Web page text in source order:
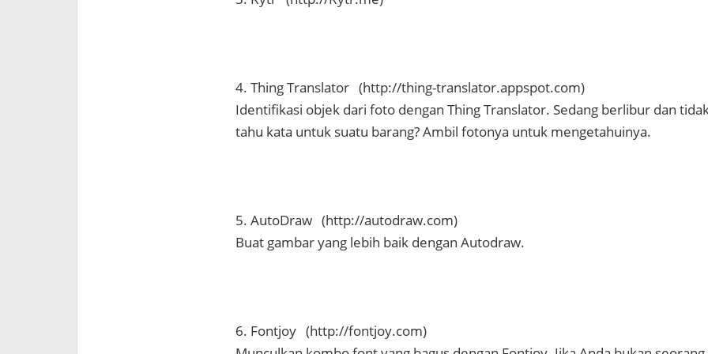
4. Thing Translator (http://thing-translator.appspot.com)
Identifikasi objek dari foto dengan Thing Translator. Sedang berlibur dan
tahu kata untuk suatu barang? Ambil fotonya untuk mengetahuinya.
5. AutoDraw (http://autodraw.com)
Buat gambar yang lebih baik dengan Autodraw.
6. Fontjoy (http://fontjoy.com)